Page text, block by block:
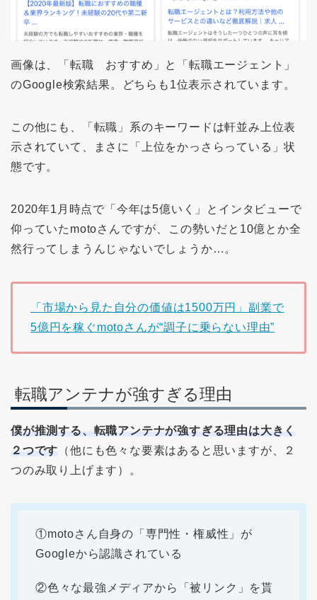
画像は、「転職 おすすめ」と「転職エージェント」
のGoogle検索結果。どちらも1位表示されています。
この他にも、「転職」系のキーワードは軒並み上位表
示されていて、まさに「上位をかっさらっている」状
態です。
2020年1月時点で「今年は5億いく」とインタビューで
仰っていたmotoさんですが、この勢いだと10億とか全
然行ってしまうんじゃないでしょうか…。
「市場から見た自分の価値は1500万円」副業で
5億円を稼ぐmotoさんが“調子に乗らない理由”
転職アンテナが強すぎる理由
僕が推測する、転職アンテナが強すぎる理由は大きく
２つです （他にも色々な要素はあると思いますが、２
つのみ取り上げます）。
①motoさん自身の 「専門性・権威性」が
Googleから認識されている
②色々な最強メディアから「被リンク」を貰